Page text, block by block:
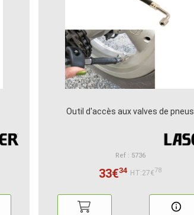
Outil d'accès aux valves de pneus
Ref : 5736
33€34 HT:27€78